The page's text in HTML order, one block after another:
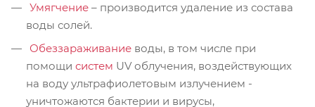
Умягчение – производится удаление из состава
воды солей.
Обеззараживание воды, в том числе при
помощи систем UV облучения, воздействующих
на воду ультрафиолетовым излучением -
уничтожаются бактерии и вирусы,